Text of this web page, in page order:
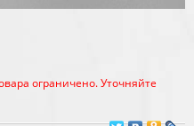
ограничено. Уточняйте